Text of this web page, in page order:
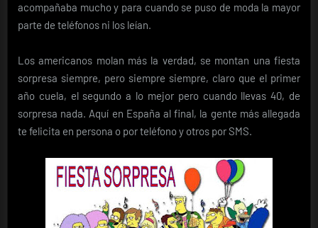
acompañaba mucho y para cuando se puso de moda la mayor
parte de teléfonos ni los leían.
Los americanos molan más la verdad, se montan una fiesta
sorpresa siempre, pero siempre siempre, claro que el primer
año cuela, el segundo a lo mejor pero cuando llevas 40, de
sorpresa nada. Aquí en España al final, la gente más allegada
te felicita en persona o por teléfono y otros por SMS.